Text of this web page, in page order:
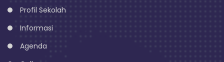
Profil Sekolah
Informasi
Agenda